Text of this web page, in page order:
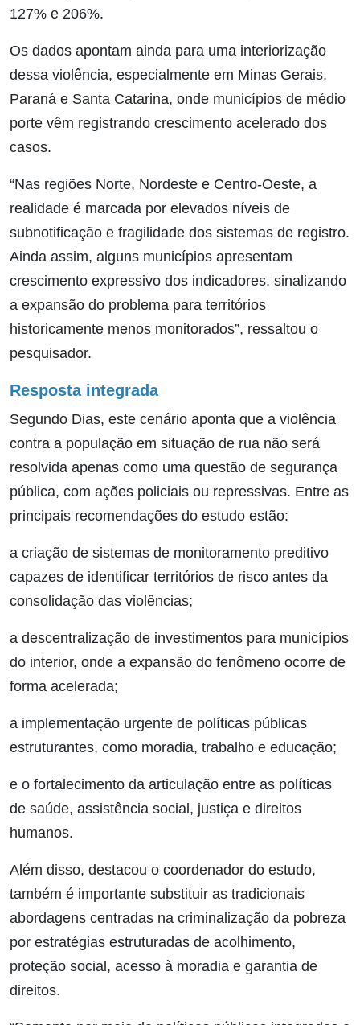
127% e 206%.
Os dados apontam ainda para uma interiorização
dessa violência, especialmente em Minas Gerais,
Paraná e Santa Catarina, onde municípios de médio
porte vêm registrando crescimento acelerado dos
casos.
“Nas regiões Norte, Nordeste e Centro-Oeste, a
realidade é marcada por elevados níveis de
subnotificação e fragilidade dos sistemas de registro.
Ainda assim, alguns municípios apresentam
crescimento expressivo dos indicadores, sinalizando
a expansão do problema para territórios
historicamente menos monitorados”, ressaltou o
pesquisador.
Resposta integrada
Segundo Dias, este cenário aponta que a violência
contra a população em situação de rua não será
resolvida apenas como uma questão de segurança
pública, com ações policiais ou repressivas. Entre as
principais recomendações do estudo estão:
a criação de sistemas de monitoramento preditivo
capazes de identificar territórios de risco antes da
consolidação das violências;
a descentralização de investimentos para municípios
do interior, onde a expansão do fenômeno ocorre de
forma acelerada;
a implementação urgente de políticas públicas
estruturantes, como moradia, trabalho e educação;
e o fortalecimento da articulação entre as políticas
de saúde, assistência social, justiça e direitos
humanos.
Além disso, destacou o coordenador do estudo,
também é importante substituir as tradicionais
abordagens centradas na criminalização da pobreza
por estratégias estruturadas de acolhimento,
proteção social, acesso à moradia e garantia de
direitos.